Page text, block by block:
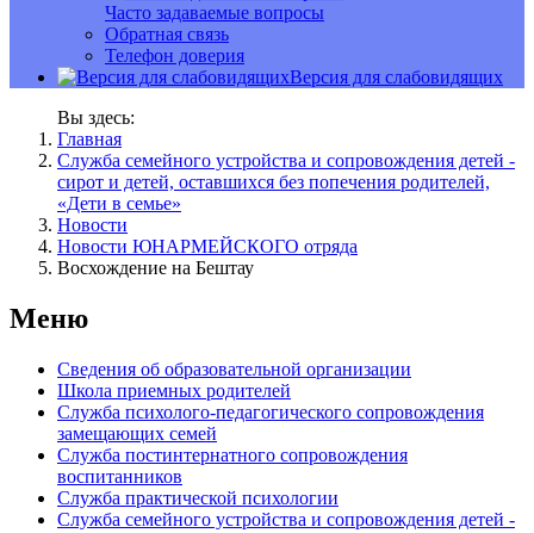
Часто задаваемые вопросы
Обратная связь
Телефон доверия
Версия для слабовидящих
Вы здесь:
Главная
Служба семейного устройства и сопровождения детей -
сирот и детей, оставшихся без попечения родителей,
«Дети в семье»
Новости
Новости ЮНАРМЕЙСКОГО отряда
Восхождение на Бештау
Меню
Сведения об образовательной организации
Школа приемных родителей
Служба психолого-педагогического сопровождения
замещающих семей
Cлужба постинтернатного сопровождения
воспитанников
Служба практической психологии
Служба семейного устройства и сопровождения детей -